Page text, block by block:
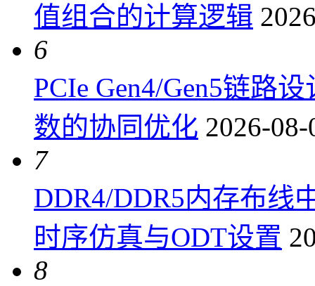
值组合的计算逻辑
6
PCIe Gen4/Gen5链路
数的协同优化 2026-
7
DDR4/DDR5内存布线
时序仿真与ODT设置
8